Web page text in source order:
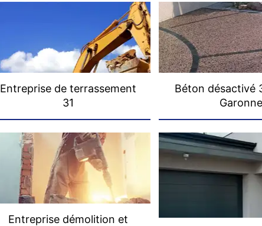
Entreprise de terrassement
31
Béton désactivé
Garonne
Entreprise démolition et